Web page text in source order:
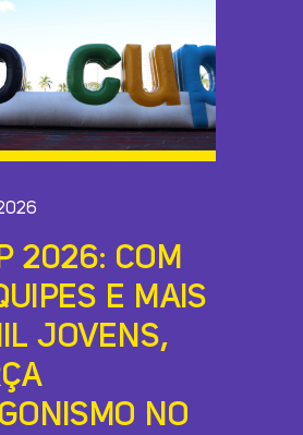
2026: COM
E MAIS
JOVENS,
NO